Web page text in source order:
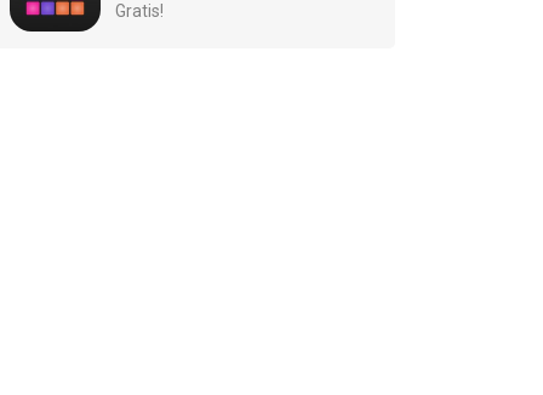
Gratis!